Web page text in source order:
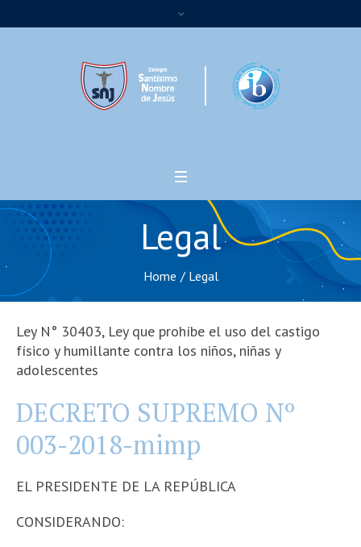
Legal
Home / Legal
Ley N° 30403, Ley que prohíbe el uso del castigo
físico y humillante contra los niños, niñas y
adolescentes
DECRETO SUPREMO Nº
003-2018-mimp
EL PRESIDENTE DE LA REPÚBLICA
CONSIDERANDO: